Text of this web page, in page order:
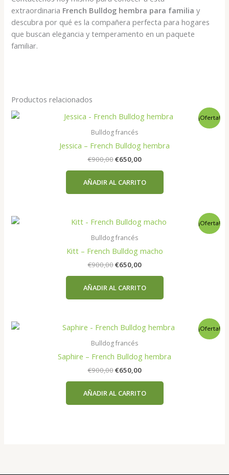
extraordinaria French Bulldog hembra para familia y
descubra por qué es la compañera perfecta para hogares
que buscan elegancia y temperamento en un paquete
familiar.
Productos relacionados
¡Oferta!
Bulldog francés
Jessica – French Bulldog hembra
€900,00El
era:
€900,00.
€650,00El
es:
€650,00.
AÑADIR AL CARRITO
¡Oferta!
Bulldog francés
Kitt – French Bulldog macho
€900,00El
era:
€900,00.
€650,00El
es:
€650,00.
AÑADIR AL CARRITO
¡Oferta!
Bulldog francés
Saphire – French Bulldog hembra
€900,00El
era:
€900,00.
€650,00El
es:
€650,00.
AÑADIR AL CARRITO